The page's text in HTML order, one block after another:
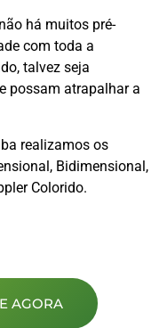
há muitos pré-
com toda a
talvez seja
possam atrapalhar a
realizamos os
Bidimensional,
Colorido.
AGORA